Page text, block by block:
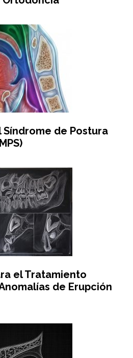
de Postura
el Tratamiento
de Erupción